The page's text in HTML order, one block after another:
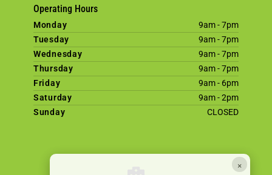
×
Operating Hours
Monday
9am - 7pm
Tuesday
9am - 7pm
Wednesday
9am - 7pm
Thursday
9am - 7pm
Friday
9am - 6pm
Saturday
9am - 2pm
Sunday
CLOSED